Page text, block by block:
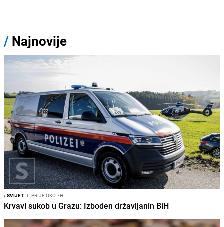
/ Najnovije
/SVIJET I PRIJE OKO 7H
Krvavi sukob u Grazu: Izboden državljanin BiH